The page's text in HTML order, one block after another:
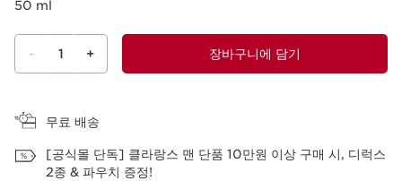
50 ml
- 1 + 장바구니에 담기
무료 배송
[공식몰 단독] 클라랑스 맨 단품 10만원 이상 구매 시, 디럭스
2종 & 파우치 증정!